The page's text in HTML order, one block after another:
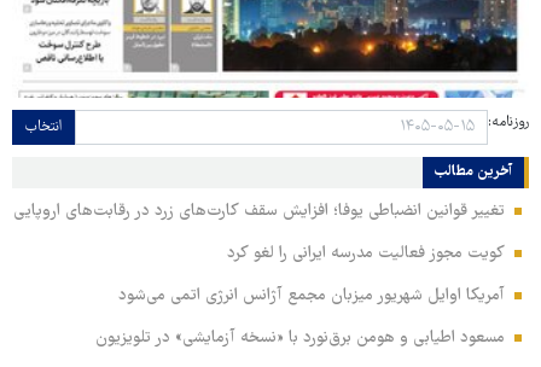
روزنامه: انتخاب
آخرین مطالب
تغییر قوانین انضباطی یوفا؛ افزایش سقف کارت‌های زرد در رقابت‌های اروپایی
کویت مجوز فعالیت مدرسه ایرانی را لغو کرد
آمریکا اوایل شهریور میزبان مجمع آژانس انرژی اتمی می‌شود
مسعود اطیابی و هومن برق‌نورد با «نسخه آزمایشی» در تلویزیون